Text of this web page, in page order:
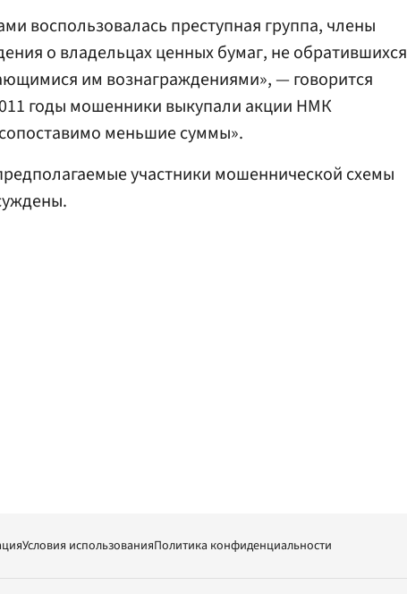
воспользовалась преступная группа, члены
о владельцах ценных бумаг, не обратившихся
им вознаграждениями», — говорится
годы мошенники выкупали акции НМК
меньшие суммы».
участники мошеннической схемы
Условия использованияПолитика конфиденциальности